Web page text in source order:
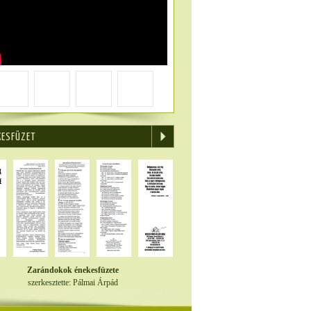
Zarándokok énekesfüzete
szerkesztette: Pálmai Árpád